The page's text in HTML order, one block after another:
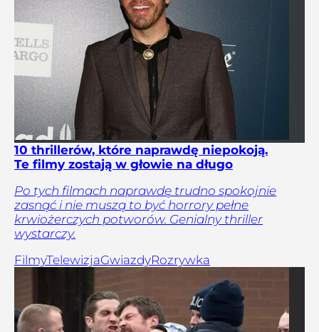
10 thrillerów, które naprawdę niepokoją.
Te filmy zostają w głowie na długo
Po tych filmach naprawdę trudno spokojnie
zasnąć i nie muszą to być horrory pełne
krwiożerczych potworów. Genialny thriller
wystarczy.
FilmyTelewizjaGwiazdyRozrywka